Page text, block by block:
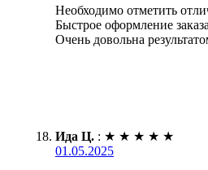
Необходимо отметить
Быстрое оформление
Очень довольна
Ида Ц. : ★ ★ ★ ★ ★
01.05.2025